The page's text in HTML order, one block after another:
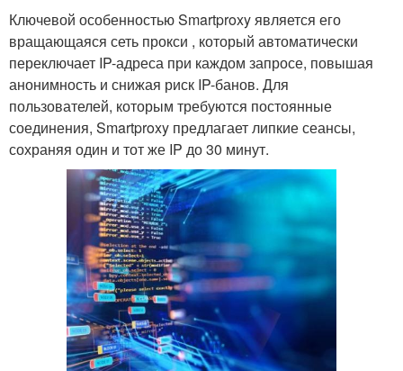
Ключевой особенностью Smartproxy является его
вращающаяся сеть прокси , который автоматически
переключает IP-адреса при каждом запросе, повышая
анонимность и снижая риск IP-банов. Для
пользователей, которым требуются постоянные
соединения, Smartproxy предлагает липкие сеансы,
сохраняя один и тот же IP до 30 минут.